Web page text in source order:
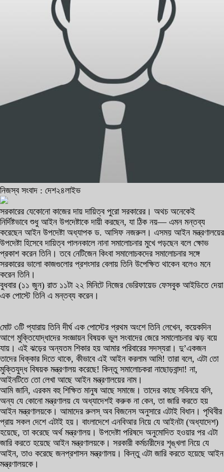
নিজস্ব সংবাদ : দেশ২৪লাইভ
সরকারের যেকোনো কাজের দায় দায়িত্ব পুরো সরকারের। অথচ অনেকেই
নির্দিষ্টভাবে শুধু আইন উপদেষ্টাকে দায়ী করছেন, যা ঠিক নয়— এমন মন্তব্য
করেছেন আইন উপদেষ্টা অধ্যাপক ড. আসিফ নজরুল। এসময় আইন মন্ত্রণালয়ের
উপদেষ্টা হিসেবে দায়িত্ব পালনকালে নানা সমালোচনার মুখে পড়ছেন বলে ক্ষোভ
প্রকাশ করেন তিনি। তবে নেটিজেন কিংবা সমালোচকদের সমালোচনার সঙ্গে
সরকারের ভালো কাজগুলোর প্রশংসার বেলায় তিনি উপেক্ষিত থাকেন বলেও মনে
করেন তিনি।
বুধবার (১১ জুন) রাত ১১টা ২২ মিনিটে নিজের ভেরিফায়েড ফেসবুক আইডিতে দেয়া
এক পোস্টে তিনি এ মন্তব্য করেন।
মোট ৩টি প্যারায় তিনি দীর্ঘ এক পোস্টের প্রথম অংশে তিনি লেখেন, কয়েকদিন
আগে মুক্তিযোদ্ধাদের সংজ্ঞায়ন বিষয়ক ভুল সংবাদের জেরে সমালোচনার ঝড় বয়ে
যায়। এই ঝড়ের অন্যতম শিকার হয় আমার পরিবারের সদস্যরা। দু’একজন
তাদের ধিক্কার দিতে থাকে, কীভাবে এই আইন করলাম আমি! তারা বলে, এটা তো
মুক্তিযুদ্ধ বিষয়ক মন্ত্রণালয় করেছে! কিন্তু সমালোচকরা নাছোড়বান্দা! না,
আইনটিতে তো লেখা আছে আইন মন্ত্রণালয়ের নাম।
আমি জানি, এরকম বহু শিক্ষিত মানুষ আছে সমাজে। তাদের কাছে সবিনয়ে বলি,
অন্য যে কোনো মন্ত্রণালয় যে অধ্যাদেশই করুক না কেন, তা জারি করতে হয়
আইন মন্ত্রণালয়কে। আমাদের রুলস্ অব বিজনেস অনুসারে এটাই বিধান। পৃথিবীর
প্রায় সকল দেশে এটাই হয়। বাংলাদেশে এনবিআর নিয়ে যে আইনটা (অধ্যাদেশ)
হয়েছে, তা করেছে অর্থ মন্ত্রণালয়। উপদেষ্টা পরিষদে অনুমোদিত হওয়ার পর এটা
জারি করতে হয়েছে আইন মন্ত্রণালয়কে। সরকারী কর্মচারীদের শৃঙ্খলা নিয়ে যে
আইন, তাও করেছে জনপ্রশাসন মন্ত্রণালয়। কিন্তু এটা জারি করতে হয়েছে আইন
মন্ত্রণালয়কে।